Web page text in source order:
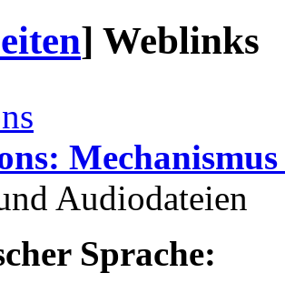
] Weblinks
Audiodateien
Sprache: